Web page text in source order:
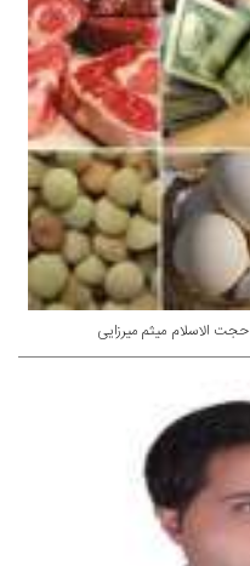
حجت الاسلام میثم میرزایی